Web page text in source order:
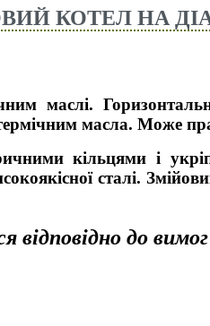
КОТЕЛ НА
масла. Може
кільцями і
сталі.
відповідно до